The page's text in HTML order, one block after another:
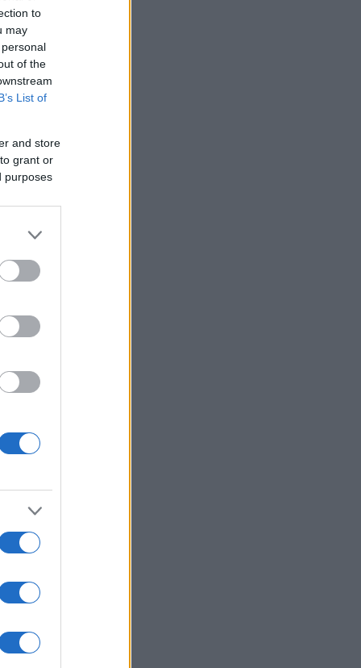
to
may
of the
List of
and store
grant or
purposes
αγορές με
DOCA
SPF της beauty